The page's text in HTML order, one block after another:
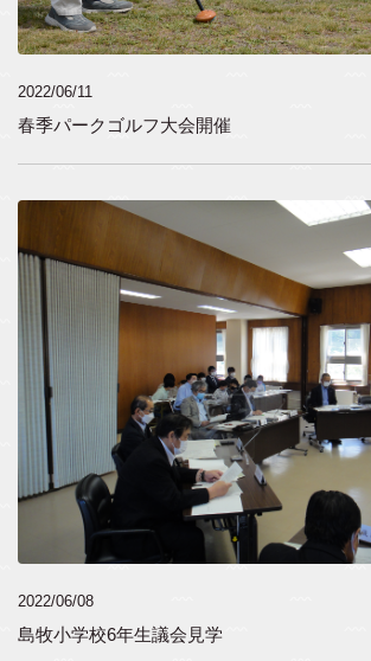
2022/06/11
春季パークゴルフ大会開催
2022/06/08
島牧小学校6年生議会見学